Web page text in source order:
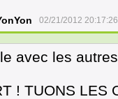
02/21/2012 20:17:26
avec les
! TUONS LES